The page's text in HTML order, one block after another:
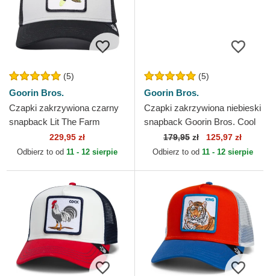
(5)
Goorin Bros.
Czapki zakrzywiona czarny
snapback Lit The Farm
Premium The Farm Goorin
Bros.
229,95 zł
Odbierz to od 11 - 12 sierpie
(5)
Goorin Bros.
Czapki zakrzywiona niebieski
snapback Goorin Bros. Cool
Cat Luxury Moon The Farm
Blue Hat The...
179,95 zł 125,97 zł
Odbierz to od 11 - 12 sierpie